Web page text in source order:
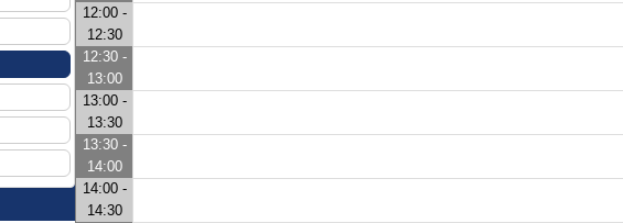
12:00 -
12:30
12:30 -
13:00
13:00 -
13:30
13:30 -
14:00
14:00 -
14:30